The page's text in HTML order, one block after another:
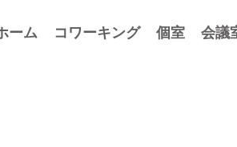
ーム コワーキング 個室 会議